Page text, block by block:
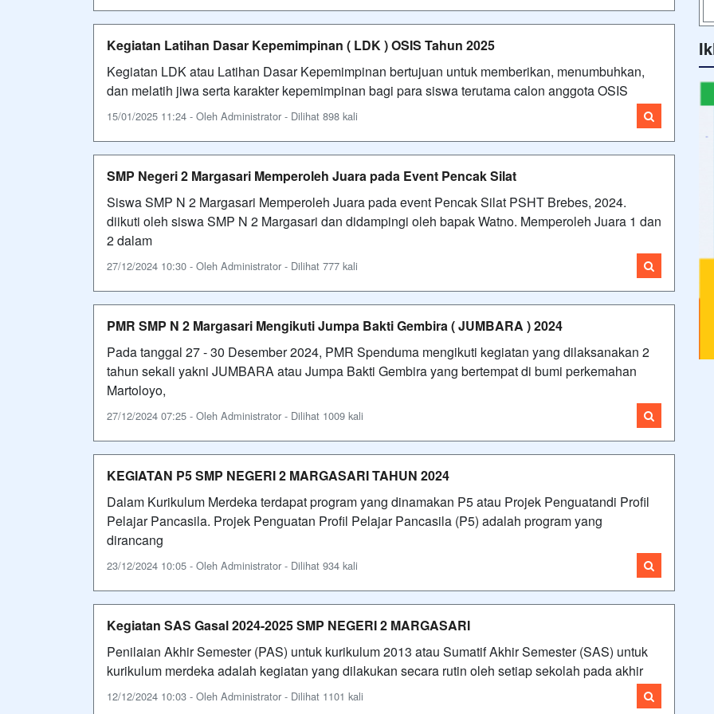
Kegiatan Latihan Dasar Kepemimpinan ( LDK ) OSIS Tahun 2025
Kegiatan LDK atau Latihan Dasar Kepemimpinan bertujuan untuk memberikan, menumbuhkan,
dan melatih jiwa serta karakter kepemimpinan bagi para siswa terutama calon anggota OSIS
15/01/2025 11:24 - Oleh Administrator - Dilihat 898 kali
SMP Negeri 2 Margasari Memperoleh Juara pada Event Pencak Silat
Siswa SMP N 2 Margasari Memperoleh Juara pada event Pencak Silat PSHT Brebes, 2024.
diikuti oleh siswa SMP N 2 Margasari dan didampingi oleh bapak Watno. Memperoleh Juara 1 dan
2 dalam
27/12/2024 10:30 - Oleh Administrator - Dilihat 777 kali
PMR SMP N 2 Margasari Mengikuti Jumpa Bakti Gembira ( JUMBARA ) 2024
Pada tanggal 27 - 30 Desember 2024, PMR Spenduma mengikuti kegiatan yang dilaksanakan 2
tahun sekali yakni JUMBARA atau Jumpa Bakti Gembira yang bertempat di bumi perkemahan
Martoloyo,
27/12/2024 07:25 - Oleh Administrator - Dilihat 1009 kali
KEGIATAN P5 SMP NEGERI 2 MARGASARI TAHUN 2024
Dalam Kurikulum Merdeka terdapat program yang dinamakan P5 atau Projek Penguatandi Profil
Pelajar Pancasila. Projek Penguatan Profil Pelajar Pancasila (P5) adalah program yang
dirancang
23/12/2024 10:05 - Oleh Administrator - Dilihat 934 kali
Kegiatan SAS Gasal 2024-2025 SMP NEGERI 2 MARGASARI
Penilaian Akhir Semester (PAS) untuk kurikulum 2013 atau Sumatif Akhir Semester (SAS) untuk
kurikulum merdeka adalah kegiatan yang dilakukan secara rutin oleh setiap sekolah pada akhir
12/12/2024 10:03 - Oleh Administrator - Dilihat 1101 kali